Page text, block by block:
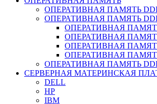
ОПЕРАТИВНАЯ ПАМЯТЬ
ОПЕРАТИВНАЯ ПАМЯТЬ
ОПЕРАТИВНАЯ
ОПЕРАТИВНАЯ
ОПЕРАТИВНАЯ
ОПЕРАТИВНАЯ
ОПЕРАТИВНАЯ ПАМЯТЬ
СЕРВЕРНАЯ МАТЕРИНСКАЯ
DELL
HP
IBM